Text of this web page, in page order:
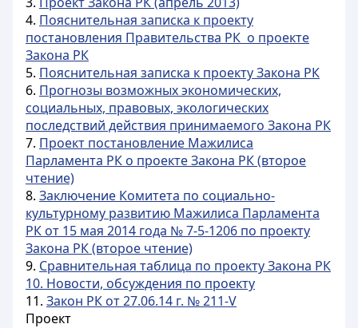
4. Пояснительная записка к проекту
постановления Правительства РК о проекте
Закона РК
5. Пояснительная записка к проекту Закона РК
6. Прогнозы возможных экономических,
социальных, правовых, экологических
последствий действия принимаемого Закона РК
7. Проект постановление Мажилиса
Парламента РК о проекте Закона РК (второе
чтение)
8. Заключение Комитета по социально-
культурному развитию Мажилиса Парламента
РК от 15 мая 2014 года № 7-5-1206 по проекту
Закона РК (второе чтение)
9. Сравнительная таблица по проекту Закона РК
10. Новости, обсуждения по проекту
11. Закон РК от 27.06.14 г. № 211-V
Проект